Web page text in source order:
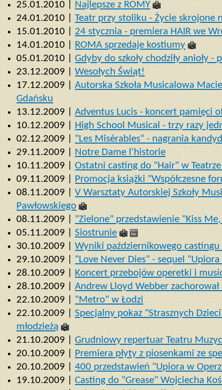
25.01.2010 | Najlepsze z ROMY
24.01.2010 |Teatr przy stoliku - Życie skrojone
15.01.2010 | 24 stycznia - premiera HAIR we
14.01.2010 | ROMA sprzedaje kostiumy
05.01.2010 |Gdyby do szkoły chodziły anioły -
23.12.2009 |Wesołych Świąt!
17.12.2009 |Autorska Szkoła Musicalowa
Gdańsku
13.12.2009 |Adventus Lucis - koncert pamięci
10.12.2009 | High School Musical - trzy razy
02.12.2009 | "Les Misérables" - nagrania
29.11.2009 | Notre Dame l'historie
10.11.2009 |Ostatni casting do "Hair" w Teatrze
09.11.2009 | Promocja książki "Współczesne
08.11.2009 |V Warsztaty Autorskiej Szkoły
Pawłowskiego
08.11.2009 | "Zielone" przedstawienie "Kiss
05.11.2009 |Siostrunie
30.10.2009 |Wyniki październikowego
29.10.2009 | "Love Never Dies" - sequel
28.10.2009 | Koncert przebojów operetki i
28.10.2009 |Andrew Lloyd Webber zachorował
22.10.2009 | "Metro" w Łodzi
22.10.2009 |Specjalny pokaz "Strasznych
młodzieżą
21.10.2009 |Grudniowy repertuar Teatru
20.10.2009 | Premiera płyty z piosenkami ze
20.10.2009 |400 przedstawień "Upiora w
19.10.2009 |Casting do "Grease" Wojciecha